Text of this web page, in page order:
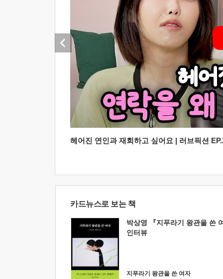
헤어진 연인과 재회하고 싶어요 | 러브픽션
카드뉴스로 보는 책
박상영 『지푸라기 왕관을 쓴
인터뷰
지푸라기 왕관을 쓴 여자